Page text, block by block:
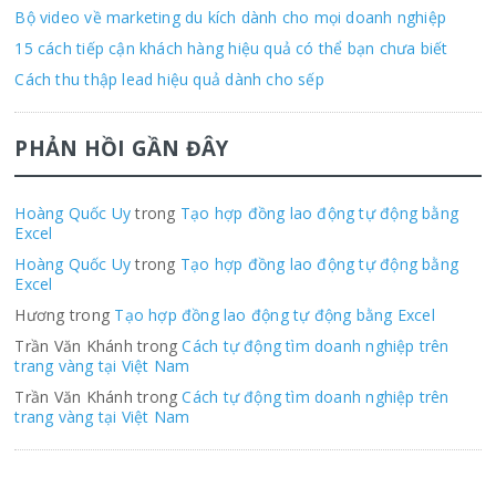
Bộ video về marketing du kích dành cho mọi doanh nghiệp
15 cách tiếp cận khách hàng hiệu quả có thể bạn chưa biết
Cách thu thập lead hiệu quả dành cho sếp
PHẢN HỒI GẦN ĐÂY
Hoàng Quốc Uytrong Tạo hợp đồng lao động tự động bằng
Excel
Hoàng Quốc Uytrong Tạo hợp đồng lao động tự động bằng
Excel
Hương trong Tạo hợp đồng lao động tự động bằng Excel
Trần Văn Khánh trongCách tự động tìm doanh nghiệp trên
trang vàng tại Việt Nam
Trần Văn Khánh trongCách tự động tìm doanh nghiệp trên
trang vàng tại Việt Nam